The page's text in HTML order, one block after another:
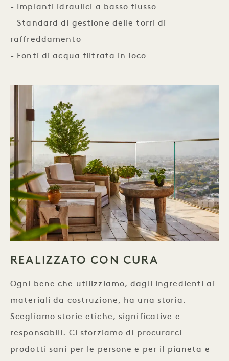
- Impianti idraulici a basso flusso
- Standard di gestione delle torri di
raffreddamento
- Fonti di acqua filtrata in loco
REALIZZATO CON CURA
Ogni bene che utilizziamo, dagli ingredienti ai
materiali da costruzione, ha una storia.
Scegliamo storie etiche, significative e
responsabili. Ci sforziamo di procurarci
prodotti sani per le persone e per il pianeta e